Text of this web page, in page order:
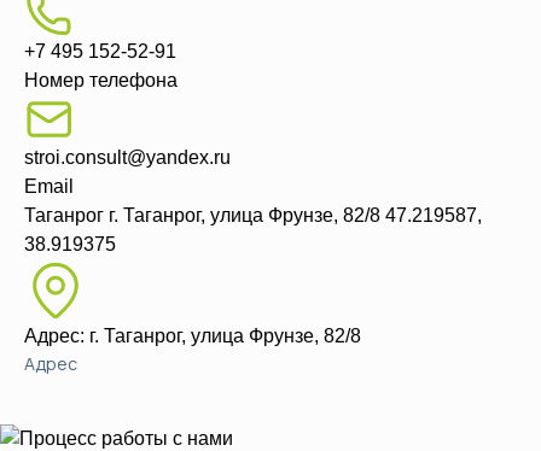
+7 495 152-52-91
Номер телефона
stroi.consult@yandex.ru
Email
Таганрог г. Таганрог, улица Фрунзе, 82/8 47.219587,
38.919375
Адрес: г. Таганрог, улица Фрунзе, 82/8
Адрес